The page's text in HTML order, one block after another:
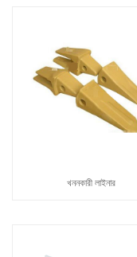
খননকারী লাইনার